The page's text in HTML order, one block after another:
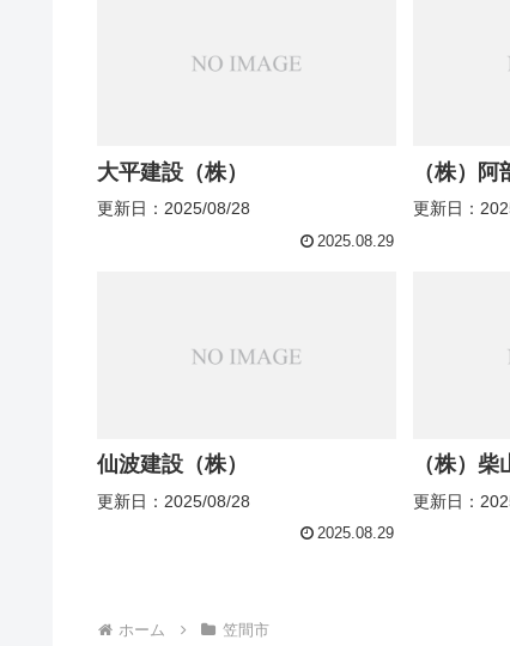
大平建設（株）
更新日：2025/08/28
2025.08.29
（株）阿
更新日：
仙波建設（株）
更新日：2025/08/28
2025.08.29
（株）柴
更新日：
ホーム 笠間市